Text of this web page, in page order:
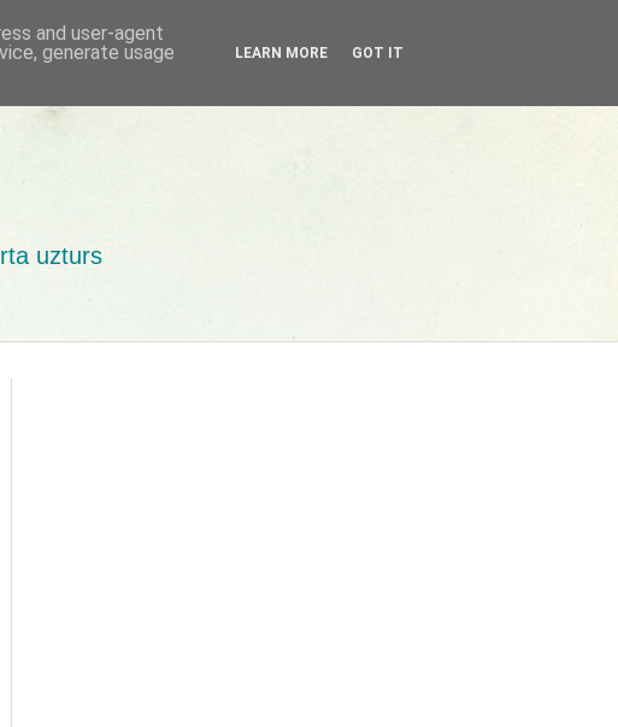
uzturs
and user-agent
generate usage
LEARN MORE GOT IT